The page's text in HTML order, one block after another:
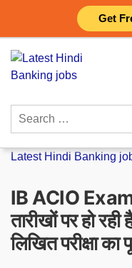
Get
content
Search
Latest Hindi Banking
IB ACIO
तारीखों पर हो
लिखित परीक्षा